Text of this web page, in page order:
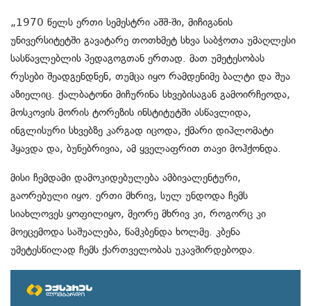
„1970 წელს ერთი სემესტრი აშშ-ში, მიჩიგანის
უნივერსიტეტში გავატარე თოთხმეტ სხვა საბჭოთა უმაღლესი
სასწავლებლის პედაგოგთან ერთად. მათ უმეტესობას
რუსები შეადგენდნენ, თუმცა იყო რამდენიმე ბალტი და შუა
აზიელიც. ქალბატონი მიჩურინა სხვებისაგან გამოირჩეოდა,
მოსკოვის მორის ტორეზის ინსტიტუტში ასწავლიდა,
ინგლისური სხვებზე კარგად იცოდა, ქმარი დიპლომატი
ჰყავდა და, ბუნებრივია, ამ ყველაფრით თავი მოჰქონდა.
მისი ჩემდამი დამოკიდებულება ამბივალენტური,
გაორებული იყო. ერთი მხრივ, სულ უნდოდა ჩემს
სიახლოვეს ყოფილიყო, მეორე მხრივ კი, როგორც კი
მოეცემოდა საშუალება, წამკბენდა ხოლმე. კბენა
უმეტესწილად ჩემს ქართველობას უკავშირდებოდა.